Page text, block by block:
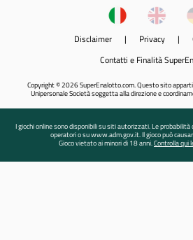
Disclaimer | Privacy |
Contatti e Finalità
Copyright © 2026 SuperEnalotto.com. Questo sito
Unipersonale Società soggetta alla direzione e
I giochi online sono disponibili su siti autorizzati. Le
operatori o su www.adm.gov.it. Il gioco può
Gioco vietato ai minori di 18 anni.Controlla qui